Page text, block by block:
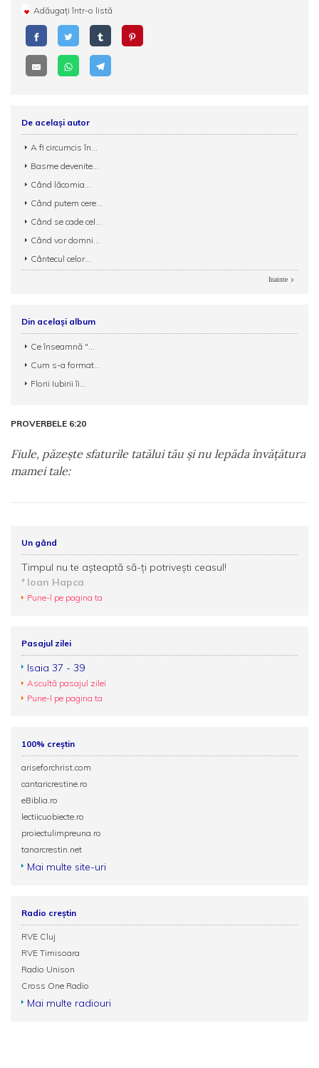
Adăugați într-o listă
De același autor
A fi circumcis în...
Basme devenite...
Când lăcomia...
Când putem cere...
Când se cade cel...
Când vor domni...
Cântecul celor...
Inainte
Din același album
Ce înseamnă "...
Cum s-a format...
Florii Iubirii îi...
PROVERBELE 6:20
Fiule, păzeşte sfaturile tatălui tău şi nu lepăda învăţătura
mamei tale:
Un gând
Timpul nu te așteaptă să-ți potrivești ceasul!
Ioan Hapca
Pune-l pe pagina ta
Pasajul zilei
Isaia 37 - 39
Ascultă pasajul zilei
Pune-l pe pagina ta
100% creștin
ariseforchrist.com
cantaricrestine.ro
eBiblia.ro
lectiicuobiecte.ro
proiectulimpreuna.ro
tanarcrestin.net
Mai multe site-uri
Radio creștin
RVE Cluj
RVE Timisoara
Radio Unison
Cross One Radio
Mai multe radiouri